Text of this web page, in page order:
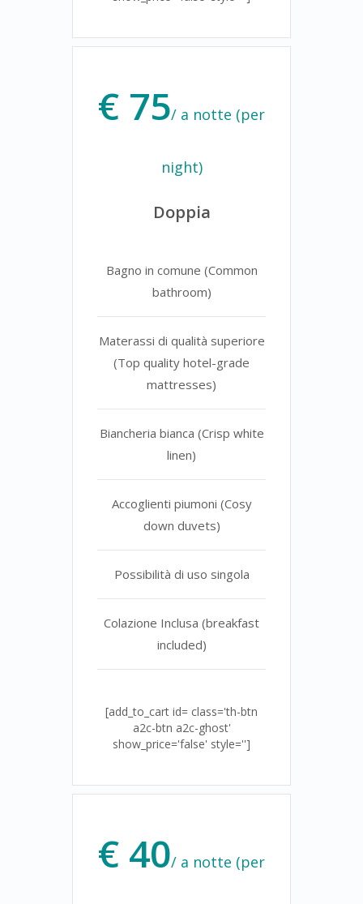
€ 75/ a notte (per
night)
Doppia
Bagno in comune (Common
bathroom)
Materassi di qualità superiore
(Top quality hotel-grade
mattresses)
Biancheria bianca (Crisp white
linen)
Accoglienti piumoni (Cosy
down duvets)
Possibilità di uso singola
Colazione Inclusa (breakfast
included)
[add_to_cart id= class='th-btn
a2c-btn a2c-ghost'
show_price='false' style='']
€ 40/ a notte (per